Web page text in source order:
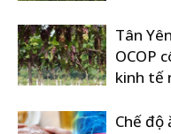
Tân
OCOP
kinh tế
Chế độ